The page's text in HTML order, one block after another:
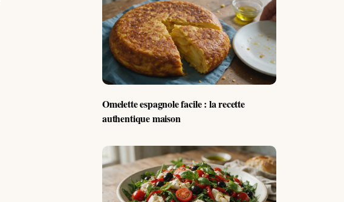
Omelette espagnole facile : la recette
authentique maison